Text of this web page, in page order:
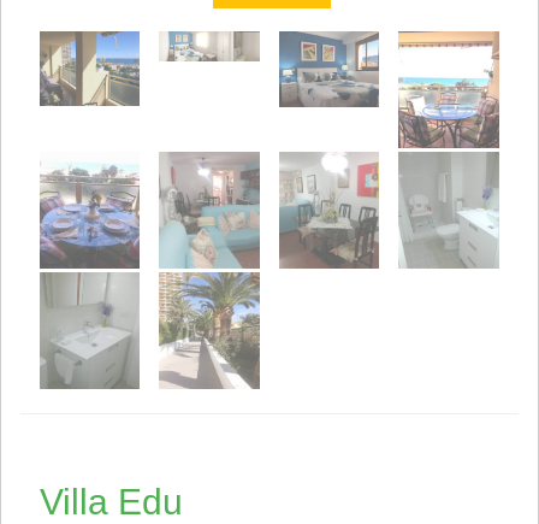
Villa Edu